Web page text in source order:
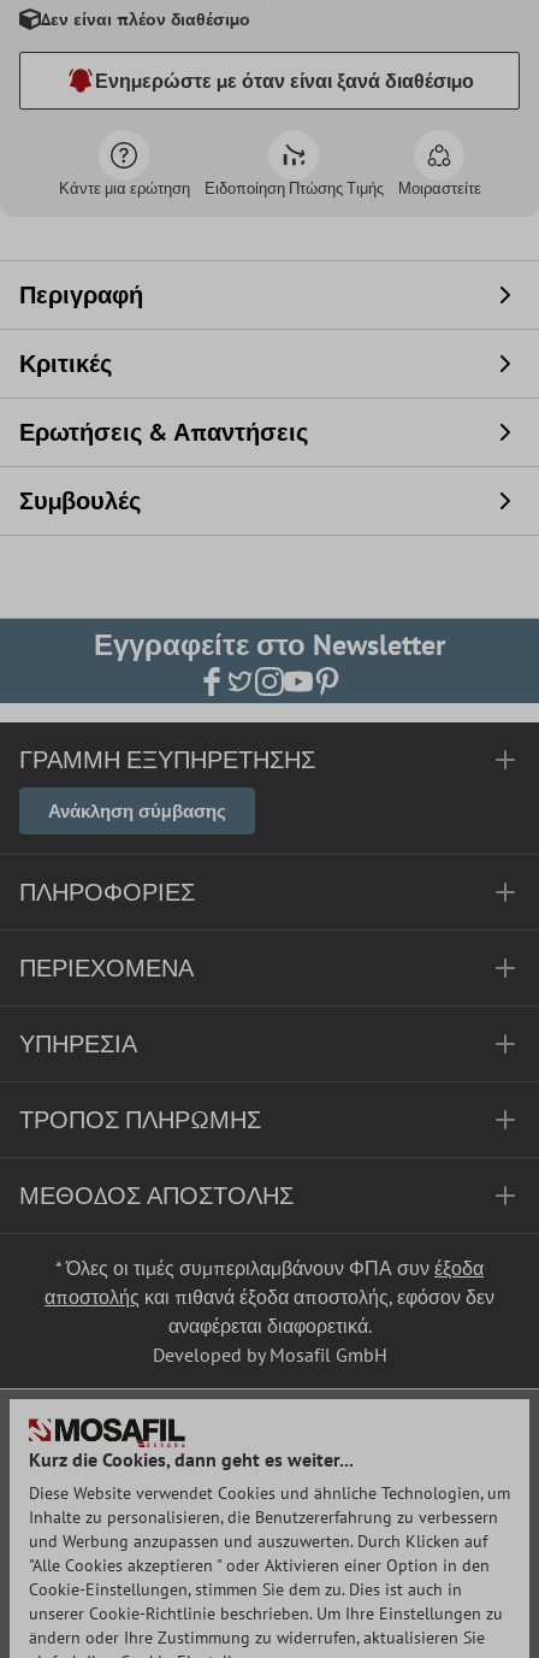
Δεν είναι πλέον διαθέσιμο
Ενημερώστε με όταν είναι ξανά διαθέσιμο
Κάντε μια ερώτηση Ειδοποίηση Πτώσης Τιμής Μοιραστείτε
Περιγραφή
Κριτικές
Ερωτήσεις & Απαντήσεις
Συμβουλές
Εγγραφείτε στο Newsletter
ΓΡΑΜΜΉ ΕΞΥΠΗΡΈΤΗΣΗΣ
Ανάκληση σύμβασης
ΠΛΗΡΟΦΟΡΊΕΣ
ΠΕΡΙΕΧΌΜΕΝΑ
ΥΠΗΡΕΣΊΑ
ΤΡΌΠΟΣ ΠΛΗΡΩΜΉΣ
ΜΈΘΟΔΟΣ ΑΠΟΣΤΟΛΉΣ
* Όλες οι τιμές συμπεριλαμβάνουν ΦΠΑ συν έξοδα
αποστολής και πιθανά έξοδα αποστολής, εφόσον δεν
αναφέρεται διαφορετικά.
Developed by Mosafil GmbH
Kurz die Cookies, dann geht es weiter...
Diese Website verwendet Cookies und ähnliche Technologien, um
Inhalte zu personalisieren, die Benutzererfahrung zu verbessern
und Werbung anzupassen und auszuwerten. Durch Klicken auf
"Alle Cookies akzeptieren " oder Aktivieren einer Option in den
Cookie-Einstellungen, stimmen Sie dem zu. Dies ist auch in
unserer Cookie-Richtlinie beschrieben. Um Ihre Einstellungen zu
ändern oder Ihre Zustimmung zu widerrufen, aktualisieren Sie